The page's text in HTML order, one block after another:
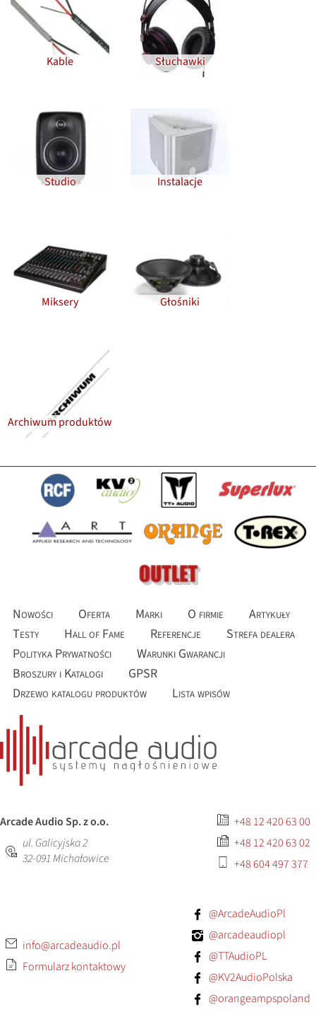
Kable Słuchawki
Studio Instalacje
Miksery Głośniki
Archiwum produktów
Nowości Oferta Marki O firmie
Artykuły
Testy
Hall of Fame Referencje
Strefa dealera
Polityka Prywatności
Warunki Gwarancji
Broszury i Katalogi
GPSR
Drzewo katalogu produktów
Lista wpisów
Arcade Audio Sp. z o.o.
ul. Galicyjska 2
32-091Michałowice
+48 12 420 63 00
+48 12 420 63 02
+48 604 497 377
info@arcadeaudio.pl
Formularz kontaktowy
@ArcadeAudioPl
@arcadeaudiopl
@TTAudioPL
@KV2AudioPolska
@orangeampspoland